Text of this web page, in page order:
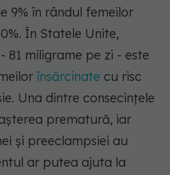
9% în rândul femeilor
În Statele Unite,
81 miligrame pe zi - este
însărcinate cu risc
Una dintre consecințele
prematură, iar
și preeclampsiei au
ar putea ajuta la